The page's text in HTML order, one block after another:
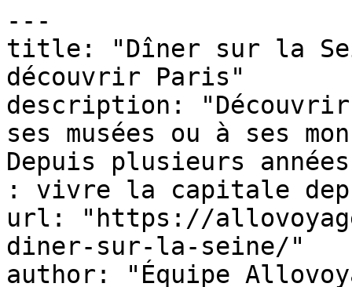
---
title: "Dîner sur la
découvrir Paris"
description:
ses musées ou à ses
Depuis plusieurs
: vivre la capitale
url: "https://
diner-sur-la-seine/"
author: "Équipe